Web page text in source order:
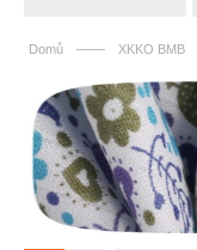
Domů —— XKKO BMB